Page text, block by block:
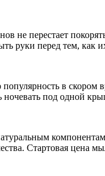
не перестает
перед тем, как их
в скором
под одной
Стартовая цена